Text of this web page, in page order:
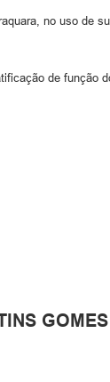
no uso de
de função
GOMES